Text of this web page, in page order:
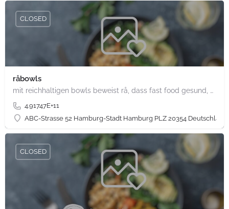
råbowls
mit reichhaltigen bowls beweist rå, dass fast food gesund, nachhaltig und hundertprozentig vegan sein kann.…
4.91747E+11
ABC-Strasse 52 Hamburg-Stadt Hamburg PLZ 20354 Deutschland
CLOSED
CLOSED